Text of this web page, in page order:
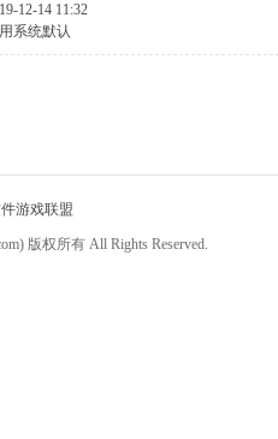
12-14 11:32
系统默认
游戏联盟
版权所有 All Rights Reserved.